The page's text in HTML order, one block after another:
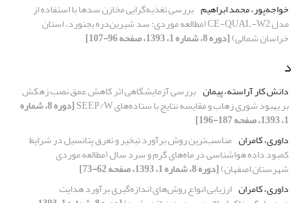
خواجه‌پور، محمد ابراهیم بررسی تغذیه‌گرایی مخازن سدها با استفاده از
مدل CE-QUAL-W2 (مطالعه موردی: سد شیرین‌دره بجنورد، استان
خراسان شمالی)[دوره 8، شماره 1، 1393، صفحه 96-107]
د
دانش کار آراسته، پیمان بررسی آزمایشگاهی اثر کاهش عمق نصب زهکش
بر بهبود شوری زهاب و مقایسه نتایج با ستاده‌های SEEP/W [دوره 8، شماره
1، 1393، صفحه 187-196]
داوری، کامران مناسب‌ترین روش برآورد تبخیر و تعرق پتانسیل در شرایط
کمبود داده هواشناسی در ماه‌های گرم و سرد سال (مطالعه موردی
شهرستان اصفهان)[دوره 8، شماره 1، 1393، صفحه 62-73]
داوری، کامران ارزیابی انواع روش‌های اندازه‌گیری برآورد هدایت